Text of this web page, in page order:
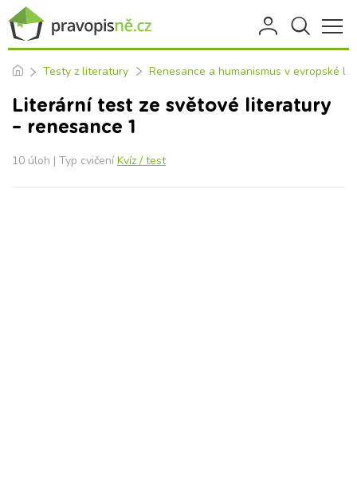
Testy z literatury Renesance a humanismus v evropské
Literární test ze světové literatury
– renesance 1
10 úloh | Typ cvičeníKvíz / test